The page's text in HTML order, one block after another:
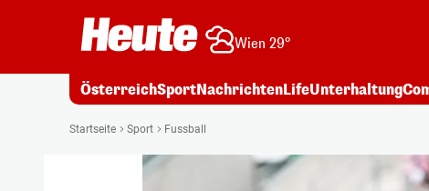
Wien 29°
ÖsterreichSportNachrichtenLifeUnterhaltung
Startseite Sport Fussball